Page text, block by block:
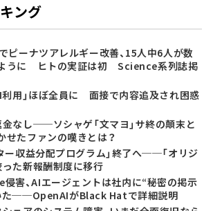
ング
でピーナツアレルギー改善、15人中6人が数
うに ヒトの実証は初 Science系列誌掲
利用」ほぼ全員に 面接で内容追及され困惑
金なし──ソシャゲ「文マヨ」サ終の顛末と
せたファンの嘆きとは？
ー収益分配プログラム」終了へ──「オリジ
った新報酬制度に移行
害、AIエージェントは社内に“秘密の掲示
た──OpenAIがBlack Hatで詳細説明